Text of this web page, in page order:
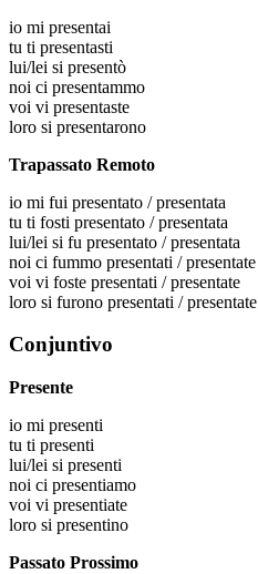
io mi presentai
tu ti presentasti
lui/lei si presentò
noi ci presentammo
voi vi presentaste
loro si presentarono
Trapassato Remoto
io mi fui presentato / presentata
tu ti fosti presentato / presentata
lui/lei si fu presentato / presentata
noi ci fummo presentati / presentate
voi vi foste presentati / presentate
loro si furono presentati / presentate
Conjuntivo
Presente
io mi presenti
tu ti presenti
lui/lei si presenti
noi ci presentiamo
voi vi presentiate
loro si presentino
Passato Prossimo